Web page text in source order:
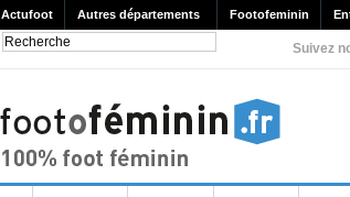
Actufoot Autres départements Footofeminin
Suivez